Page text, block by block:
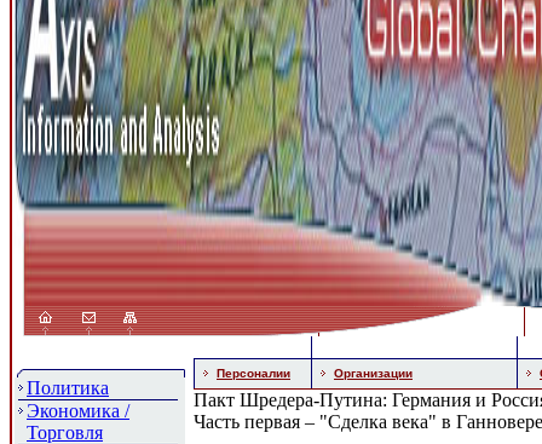
Политика
Экономика /
Торговля
Персоналии Организации
Пакт Шредера-Путина: Германия и
Часть первая – "Сделка века" в Ганновере